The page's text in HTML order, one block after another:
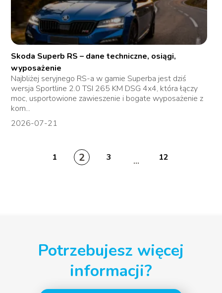
Skoda Superb RS – dane techniczne, osiągi,
wyposażenie
Najbliżej seryjnego RS-a w gamie Superba jest dziś
wersja Sportline 2.0 TSI 265 KM DSG 4x4, która łączy
moc, usportowione zawieszenie i bogate wyposażenie z
kom...
2026-07-21
1 2 3 ... 12
Potrzebujesz więcej
informacji?